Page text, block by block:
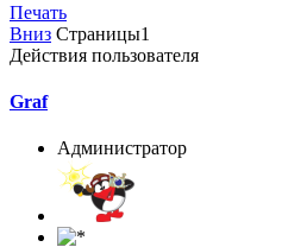
Печать
Вниз Страницы1
Действия пользователя
Graf
Администратор